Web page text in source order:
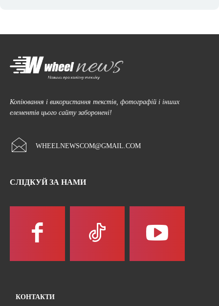
Копіювання і використання текстів, фотографій і інших
елементів цього сайту заборонені!
WHEELNEWSCOM@GMAIL.COM
СЛІДКУЙ ЗА НАМИ
КОНТАКТИ